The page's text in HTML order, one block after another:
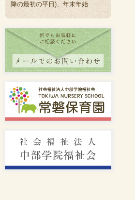
降の最初の平日)、年末年始